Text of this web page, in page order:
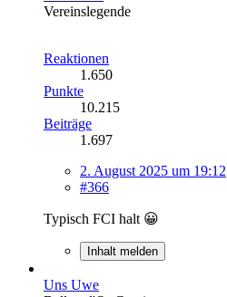
Vereinslegende
Reaktionen
1.650
Punkte
10.215
Beiträge
1.697
2. August 2025 um 19:12
#366
Typisch FCI halt 😀
Inhalt melden
Uns Uwe